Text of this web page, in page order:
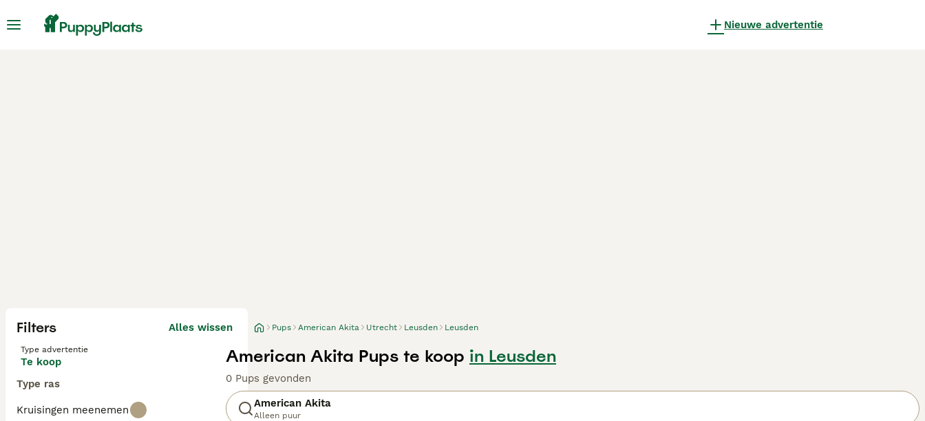
Nieuwe advertentie
Filters Alles wissen
Type advertentie
Te koop
Type ras
Kruisingen meenemen
Pups American Akita Utrecht Leusden Leusden
American Akita Pups te koop in Leusden
0 Pups gevonden
American Akita
Alleen puur